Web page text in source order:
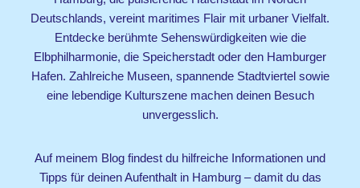
Deutschlands, vereint maritimes Flair mit urbaner Vielfalt.
Entdecke berühmte Sehenswürdigkeiten wie die
Elbphilharmonie, die Speicherstadt oder den Hamburger
Hafen. Zahlreiche Museen, spannende Stadtviertel sowie
eine lebendige Kulturszene machen deinen Besuch
unvergesslich.
Auf meinem Blog findest du hilfreiche Informationen und
Tipps für deinen Aufenthalt in Hamburg – damit du das